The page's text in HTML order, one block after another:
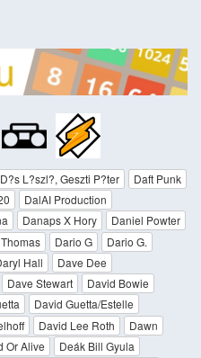
D?s L?szl?, Geszti P?ter
Daft Punk
DalAI Production
Danaps X Hory
Daniel Powter
Dario G
Dario G.
Hall
Dave Dee
Dave Stewart
David Bowie
David Guetta/Estelle
David Lee Roth
Dawn
Or Alive
Deák Bill Gyula